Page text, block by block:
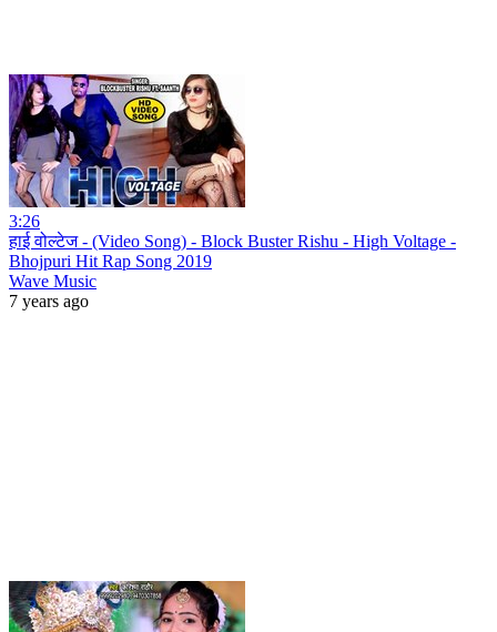
3:26
हाई वोल्टेज - (Video Song) - Block Buster Rishu - High Voltage -
Bhojpuri Hit Rap Song 2019
Wave Music
7 years ago